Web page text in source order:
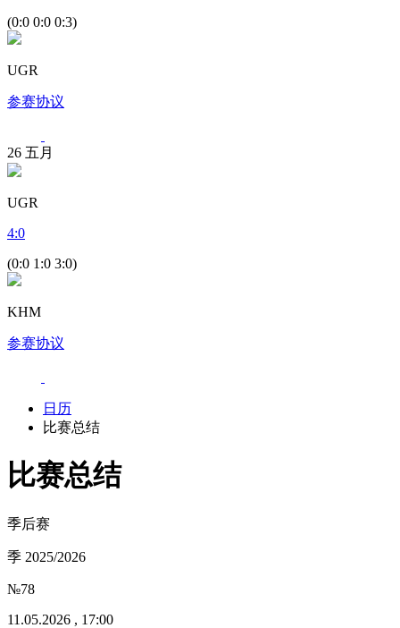
(0:0 0:0 0:3)
UGR
参赛协议
26 五月
UGR
4:0
(0:0 1:0 3:0)
KHM
参赛协议
日历
比赛总结
比赛总结
季后赛
季 2025/2026
№78
11.05.2026 , 17:00